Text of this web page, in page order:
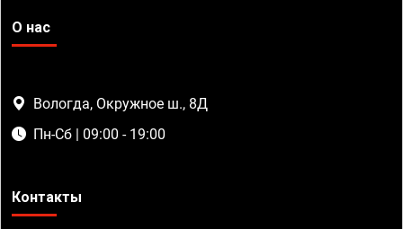
О нас
Вологда, Окружное ш., 8Д
Пн-Сб | 09:00 - 19:00
Контакты